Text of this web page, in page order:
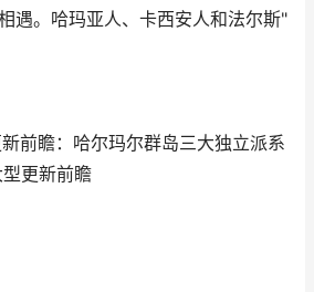
遇。哈玛亚人、卡西安人和法尔斯"
前瞻：哈尔玛尔群岛三大独立派系
更新前瞻